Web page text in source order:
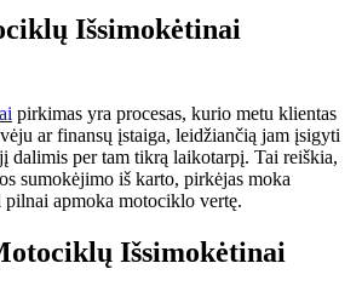
Išsimokėtinai
pirkimas yra procesas, kurio metu klientas
ar finansų įstaiga, leidžiančią jam įsigyti
dalimis per tam tikrą laikotarpį. Tai reiškia,
sumokėjimo iš karto, pirkėjas moka
pilnai apmoka motociklo vertę.
Išsimokėtinai